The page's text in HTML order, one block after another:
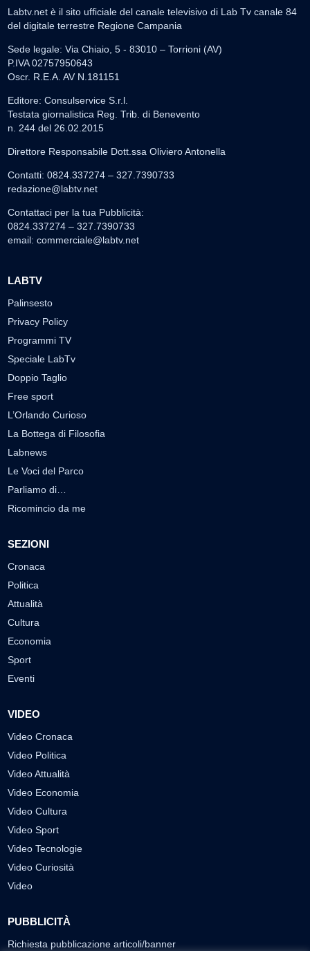
Labtv.net è il sito ufficiale del canale televisivo di Lab Tv canale 84
del digitale terrestre Regione Campania
Sede legale: Via Chiaio, 5 - 83010 – Torrioni (AV)
P.IVA 02757950643
Oscr. R.E.A. AV N.181151
Editore: Consulservice S.r.l.
Testata giornalistica Reg. Trib. di Benevento
n. 244 del 26.02.2015
Direttore Responsabile Dott.ssa Oliviero Antonella
Contatti: 0824.337274 – 327.7390733
redazione@labtv.net
Contattaci per la tua Pubblicità:
0824.337274 – 327.7390733
email: commerciale@labtv.net
LABTV
Palinsesto
Privacy Policy
Programmi TV
Speciale LabTv
Doppio Taglio
Free sport
L’Orlando Curioso
La Bottega di Filosofia
Labnews
Le Voci del Parco
Parliamo di…
Ricomincio da me
SEZIONI
Cronaca
Politica
Attualità
Cultura
Economia
Sport
Eventi
VIDEO
Video Cronaca
Video Politica
Video Attualità
Video Economia
Video Cultura
Video Sport
Video Tecnologie
Video Curiosità
Video
PUBBLICITÀ
Richiesta pubblicazione articoli/banner